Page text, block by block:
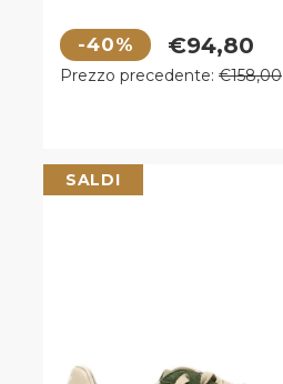
Hours
-40%
Prezzo di vendita€94,80
Prezzo regolare
Prezzo precedente: €158,00
SALDI